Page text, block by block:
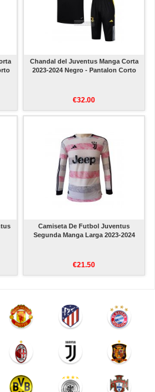
Chandal del Juventus Manga Corta
2023-2024 Negro - Pantalon Corto
€32.00
Camiseta De Futbol Juventus
Segunda Manga Larga 2023-2024
€21.50